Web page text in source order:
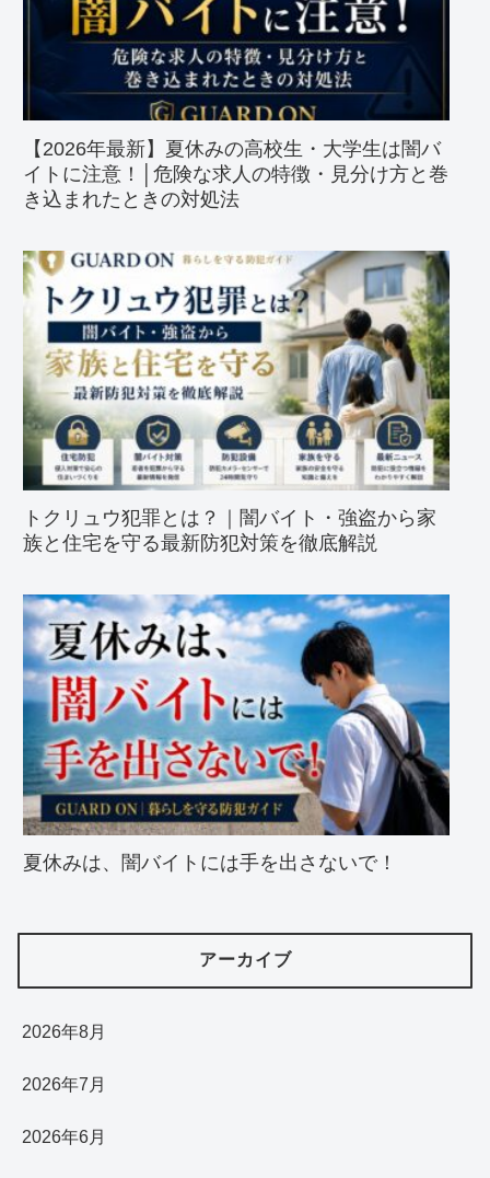
【2026年最新】夏休みの高校生・大学生は闇バ
イトに注意！│危険な求人の特徴・見分け方と巻
き込まれたときの対処法
トクリュウ犯罪とは？｜闇バイト・強盗から家
族と住宅を守る最新防犯対策を徹底解説
夏休みは、闇バイトには手を出さないで！
アーカイブ
2026年8月
2026年7月
2026年6月